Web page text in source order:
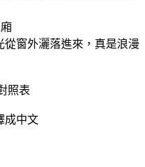
窗外灑落進來，真是浪漫
照表
成中文